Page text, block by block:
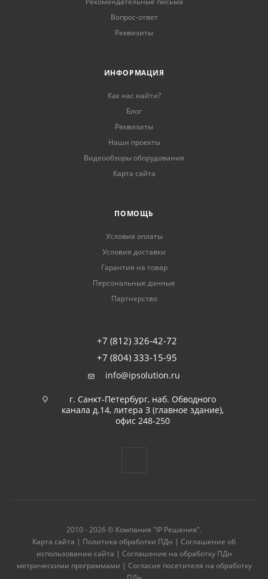
Вопрос-ответ
Реквизиты
ИНФОРМАЦИЯ
Как нас найти?
Блог
Реквизиты
Наши проекты
Видеообзоры оборудования
Карта сайта
ПОМОЩЬ
Условия оплаты
Условия доставки
Гарантия на товар
Персональные данные
Партнерство
+7 (812) 326-42-72
+7 (804) 333-15-95
info@ipsolution.ru
г. Санкт-Петербург, наб. Обводного
канала д.14, литера З (главное здание),
офис 248-250
2010 - 2026 © Компания "IP Решения".
Карта сайта | Политика обработки ПДн | Соглашение об
использовании сайта | Соглашение на обработку ПДн
метрическими программами | Согласие посетителя на обработку